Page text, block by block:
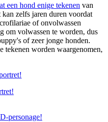
een hond enige tekenen van
zelfs jaren duren voordat
of onvolwassen
om volwassen te worden, dus
of zeer jonge honden.
tekenen worden waargenomen,